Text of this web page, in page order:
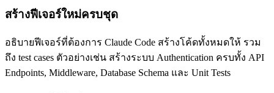
สร้างฟีเจอร์ใหม่ครบชุด
อธิบายฟีเจอร์ที่ต้องการ Claude Code สร้างโค้ดทั้งหมดให้ รวม
ถึง test cases ตัวอย่างเช่น สร้างระบบ Authentication ครบทั้ง API
Endpoints, Middleware, Database Schema และ Unit Tests